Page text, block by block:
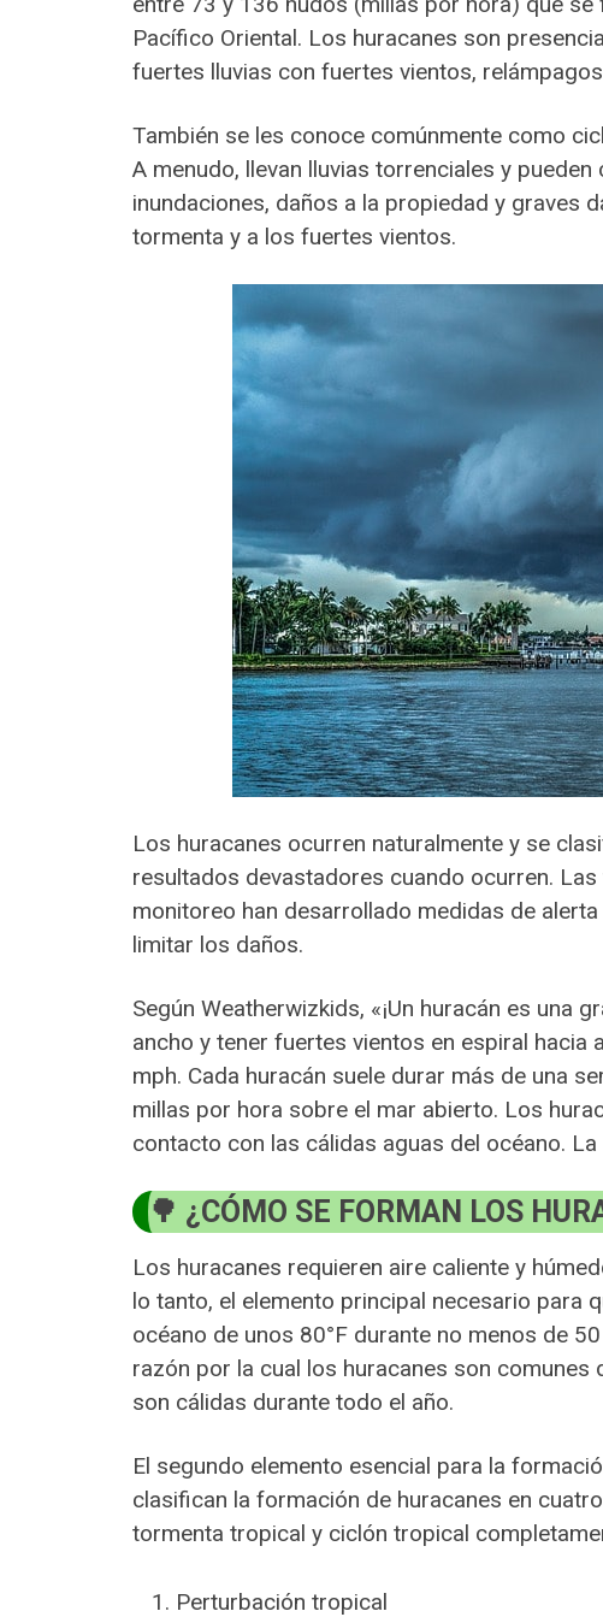
Pacífico Oriental. Los huracanes son
fuertes lluvias con fuertes vientos,
También se les conoce comúnmente como
A menudo, llevan lluvias torrenciales y
inundaciones, daños a la propiedad y graves
tormenta y a los fuertes vientos.
Los huracanes ocurren naturalmente y se
resultados devastadores cuando ocurren.
monitoreo han desarrollado medidas de
limitar los daños.
Según Weatherwizkids, «¡Un huracán es una
ancho y tener fuertes vientos en espiral
mph. Cada huracán suele durar más de una
millas por hora sobre el mar abierto. Los
contacto con las cálidas aguas del océano.
¿CÓMO SE FORMAN LOS
Los huracanes requieren aire caliente y
lo tanto, el elemento principal necesario para
océano de unos 80°F durante no menos de
razón por la cual los huracanes son
son cálidas durante todo el año.
El segundo elemento esencial para la
clasifican la formación de huracanes en
tormenta tropical y ciclón tropical
Perturbación tropical